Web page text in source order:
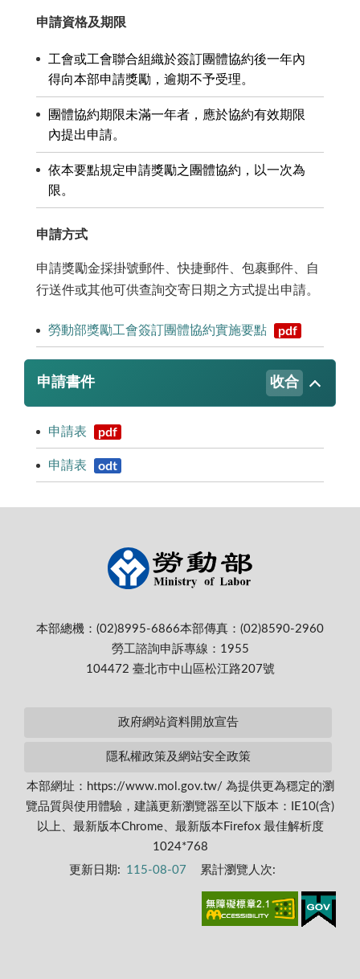
申請資格及期限
工會或工會聯合組織於簽訂團體協約後一年內
得向本部申請獎勵，逾期不予受理。
團體協約期限未滿一年者，應於協約有效期限
內提出申請。
依本要點規定申請獎勵之團體協約，以一次為
限。
申請方式
申請獎勵金採掛號郵件、快捷郵件、包裹郵件、自
行送件或其他可供查詢交寄日期之方式提出申請。
勞動部獎勵工會簽訂團體協約實施要點 pdf
申請書件 收合
申請表 pdf
申請表 odt
本部總機：(02)8995-6866本部傳真：(02)8590-2960
勞工諮詢申訴專線：1955
104472 臺北市中山區松江路207號
政府網站資料開放宣告
隱私權政策及網站安全政策
本部網址：https://www.mol.gov.tw/ 為提供更為穩定的瀏
覽品質與使用體驗，建議更新瀏覽器至以下版本：IE10(含)
以上、最新版本Chrome、最新版本Firefox 最佳解析度
1024*768
更新日期: 115-08-07 累計瀏覽人次: